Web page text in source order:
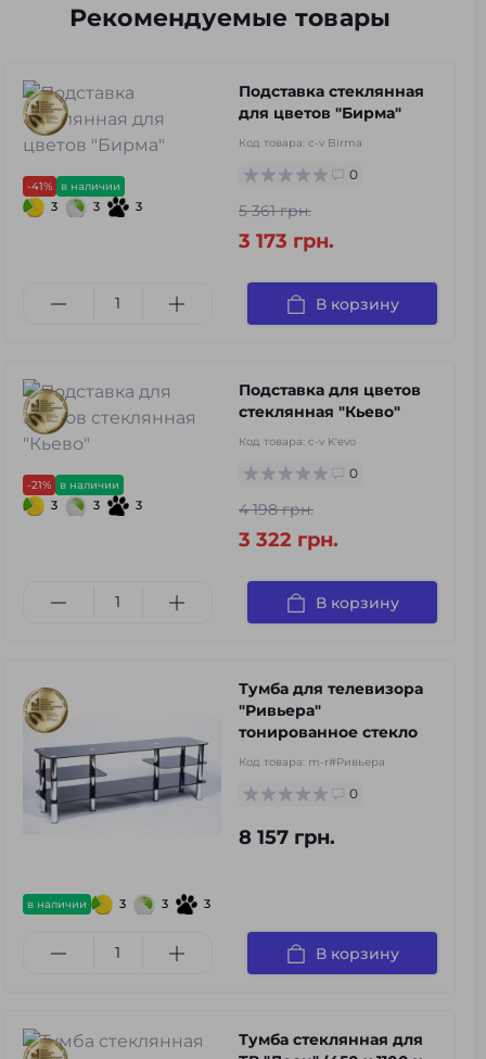
Рекомендуемые товары
-41% в наличии
3 3 3
Подставка стеклянная
для цветов "Бирма"
Код товара: c-v Birma
0
5 361 грн.
3 173 грн.
В корзину
-21% в наличии
3 3 3
Подставка для цветов
стеклянная "Кьево"
Код товара: c-v K'evo
0
4 198 грн.
3 322 грн.
В корзину
в наличии 3 3 3
Тумба для телевизора
"Ривьера"
тонированное стекло
Код товара: m-r#Ривьера
0
8 157 грн.
В корзину
Тумба стеклянная для